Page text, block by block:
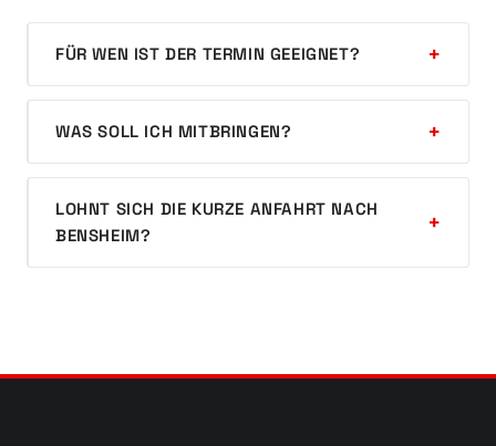
FÜR WEN IST DER TERMIN GEEIGNET?
WAS SOLL ICH MITBRINGEN?
LOHNT SICH DIE KURZE ANFAHRT NACH
BENSHEIM?